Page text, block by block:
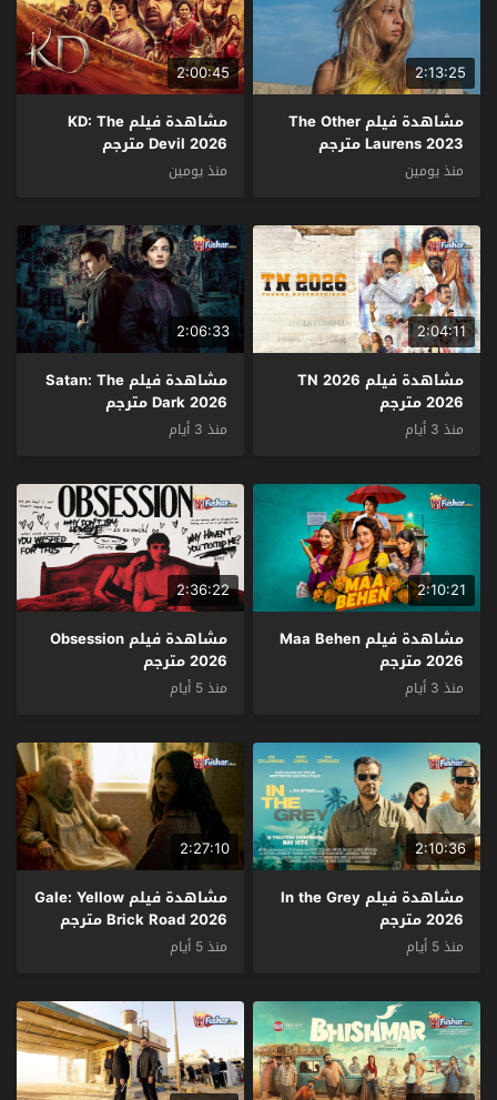
2:13:25
مشاهدة فيلم The Other
Laurens 2023 مترجم
منذ يومين
2:00:45
مشاهدة فيلم KD: The
Devil 2026 مترجم
منذ يومين
2:04:11
مشاهدة فيلم TN 2026
2026 مترجم
منذ 3 أيام
2:06:33
مشاهدة فيلم Satan: The
Dark 2026 مترجم
منذ 3 أيام
2:10:21
مشاهدة فيلم Maa Behen
2026 مترجم
منذ 3 أيام
2:36:22
مشاهدة فيلم Obsession
2026 مترجم
منذ 5 أيام
2:10:36
مشاهدة فيلم In the Grey
2026 مترجم
منذ 5 أيام
2:27:10
مشاهدة فيلم Gale: Yellow
Brick Road 2026 مترجم
منذ 5 أيام